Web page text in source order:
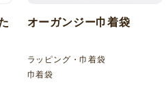
オーガンジー巾着袋
ラッピング・巾着袋
巾着袋